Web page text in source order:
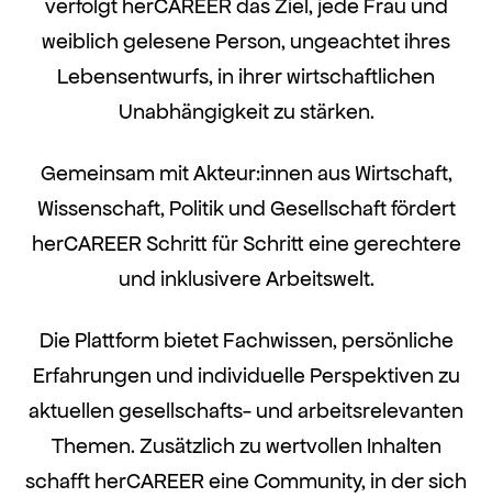
verfolgt herCAREER das Ziel, jede Frau und
weiblich gelesene Person, ungeachtet ihres
Lebensentwurfs, in ihrer wirtschaftlichen
Unabhängigkeit zu stärken.
Gemeinsam mit Akteur:innen aus Wirtschaft,
Wissenschaft, Politik und Gesellschaft fördert
herCAREER Schritt für Schritt eine gerechtere
und inklusivere Arbeitswelt.
Die Plattform bietet Fachwissen, persönliche
Erfahrungen und individuelle Perspektiven zu
aktuellen gesellschafts- und arbeitsrelevanten
Themen. Zusätzlich zu wertvollen Inhalten
schafft herCAREER eine Community, in der sich